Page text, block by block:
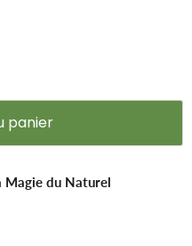
panier
Magie du Naturel